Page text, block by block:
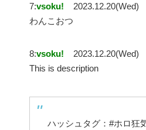
7:vsoku!
2023.12.20(Wed)
わんこおつ
8:vsoku!
2023.12.20(Wed)
This is description
ハッシュタグ：#ホロ狂